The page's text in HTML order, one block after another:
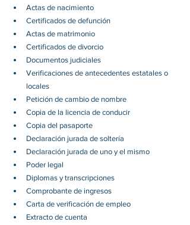
Actas de nacimiento
Certificados de defunción
Actas de matrimonio
Certificados de divorcio
Documentos judiciales
Verificaciones de antecedentes estatales o
locales
Petición de cambio de nombre
Copia de la licencia de conducir
Copia del pasaporte
Declaración jurada de soltería
Declaración jurada de uno y el mismo
Poder legal
Diplomas y transcripciones
Comprobante de ingresos
Carta de verificación de empleo
Extracto de cuenta